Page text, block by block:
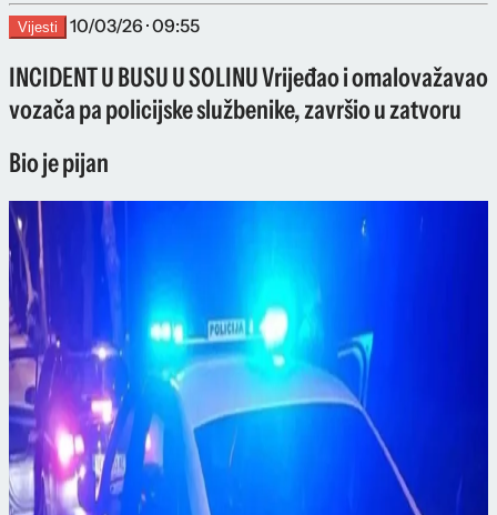
Vijesti 10/03/26 · 09:55
INCIDENT U BUSU U SOLINU Vrijeđao i omalovažavao
vozača pa policijske službenike, završio u zatvoru
Bio je pijan